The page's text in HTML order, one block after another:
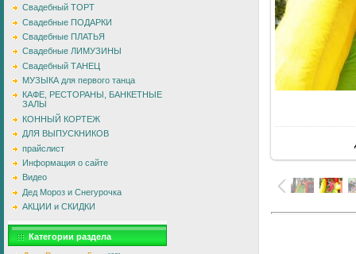
Свадебный ТОРТ
Свадебные ПОДАРКИ
Свадебные ПЛАТЬЯ
Свадебные ЛИМУЗИНЫ
Свадебный ТАНЕЦ
МУЗЫКА для первого танца
КАФЕ, РЕСТОРАНЫ, БАНКЕТНЫЕ
ЗАЛЫ
КОННЫЙ КОРТЕЖ
ДЛЯ ВЫПУСКНИКОВ
прайслист
Информация о сайте
Видео
Дед Мороз и Снегурочка
АКЦИИ и СКИДКИ
Категории раздела